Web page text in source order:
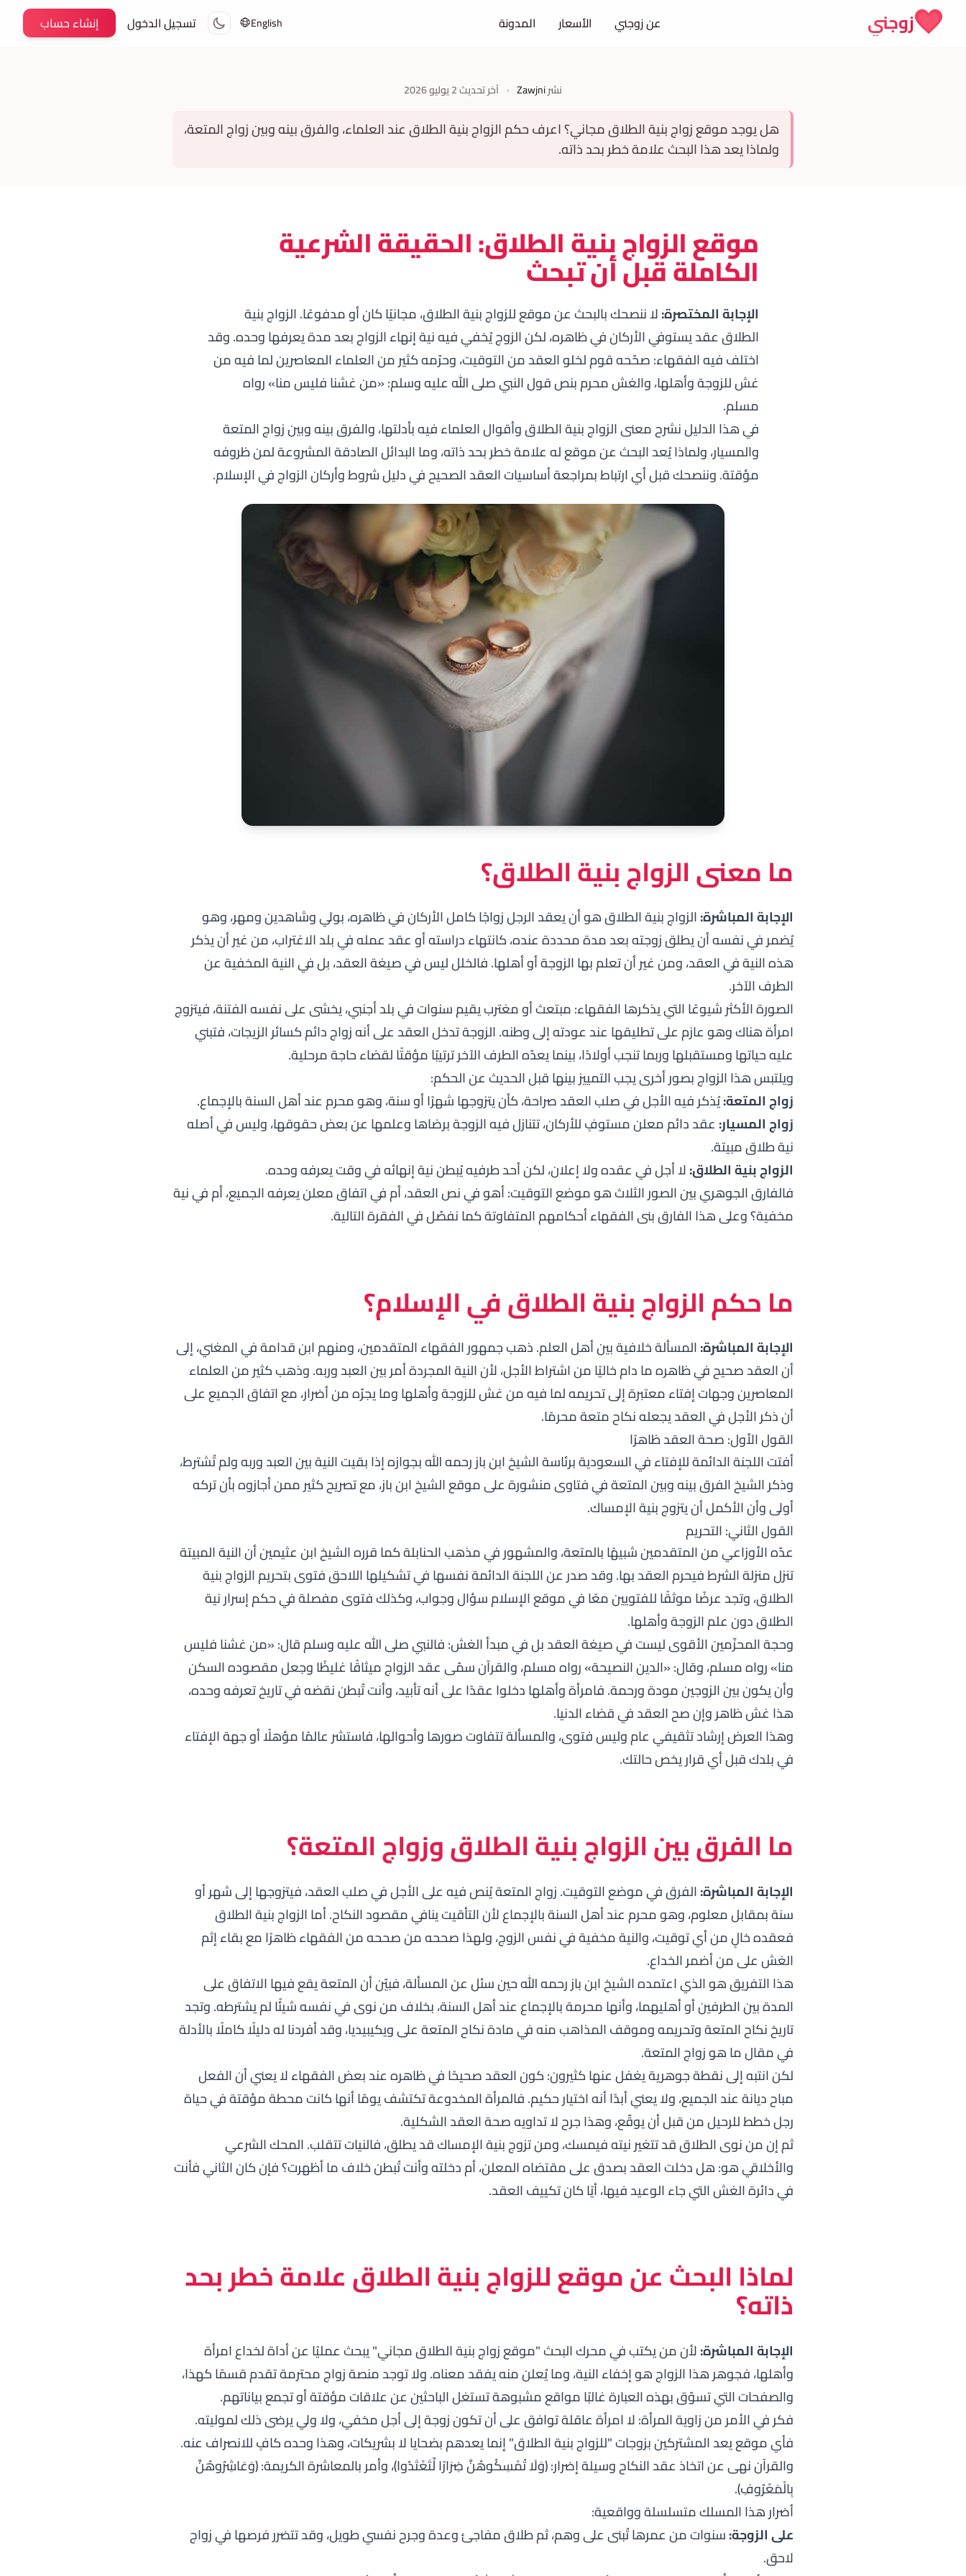
Skip to contentزوجني عن زوجني الأسعار المدونة English تسجيل الدخول إنشاء حساب
نشرZawjni
· آخر تحديث2 يوليو 2026
هل يوجد موقع زواج بنية الطلاق مجاني؟ اعرف حكم الزواج بنية الطلاق عند العلماء، والفرق بينه وبين زواج المتعة،
ولماذا يعد هذا البحث علامة خطر بحد ذاته.
موقع الزواج بنية الطلاق: الحقيقة الشرعية
الكاملة قبل أن تبحث
الإجابة المختصرة:لا ننصحك بالبحث عن موقع للزواج بنية الطلاق، مجانيًا كان أو مدفوعًا. الزواج بنية
الطلاق عقد يستوفي الأركان في ظاهره، لكن الزوج يُخفي فيه نية إنهاء الزواج بعد مدة يعرفها وحده. وقد
اختلف فيه الفقهاء: صحّحه قوم لخلو العقد من التوقيت، وحرّمه كثير من العلماء المعاصرين لما فيه من
غش للزوجة وأهلها، والغش محرم بنص قول النبي صلى الله عليه وسلم:«من غشنا فليس منا»رواه
مسلم.
في هذا الدليل نشرح معنى الزواج بنية الطلاق وأقوال العلماء فيه بأدلتها، والفرق بينه وبين زواج المتعة
والمسيار، ولماذا يُعد البحث عن موقع له علامة خطر بحد ذاته، وما البدائل الصادقة المشروعة لمن ظروفه
مؤقتة. وننصحك قبل أي ارتباط بمراجعة أساسيات العقد الصحيح في دليلشروط وأركان الزواج في الإسلام.
ما معنى الزواج بنية الطلاق؟
الإجابة المباشرة:الزواج بنية الطلاق هو أن يعقد الرجل زواجًا كامل الأركان في ظاهره، بولي وشاهدين ومهر، وهو
يُضمر في نفسه أن يطلق زوجته بعد مدة محددة عنده، كانتهاء دراسته أو عقد عمله في بلد الاغتراب، من غير أن يذكر
هذه النية في العقد، ومن غير أن تعلم بها الزوجة أو أهلها. فالخلل ليس في صيغة العقد، بل في النية المخفية عن
الطرف الآخر.
الصورة الأكثر شيوعًا التي يذكرها الفقهاء: مبتعث أو مغترب يقيم سنوات في بلد أجنبي، يخشى على نفسه الفتنة، فيتزوج
امرأة هناك وهو عازم على تطليقها عند عودته إلى وطنه. الزوجة تدخل العقد على أنه زواج دائم كسائر الزيجات، فتبني
عليه حياتها ومستقبلها وربما تنجب أولادًا، بينما يعدّه الطرف الآخر ترتيبًا مؤقتًا لقضاء حاجة مرحلية.
ويلتبس هذا الزواج بصور أخرى يجب التمييز بينها قبل الحديث عن الحكم:
زواج المتعة:يُذكر فيه الأجل في صلب العقد صراحة، كأن يتزوجها شهرًا أو سنة، وهو محرم عند أهل السنة بالإجماع.
زواج المسيار: عقد دائم معلن مستوفٍ للأركان، تتنازل فيه الزوجة برضاها وعلمها عن بعض حقوقها، وليس في أصله
نية طلاق مبيتة.
الزواج بنية الطلاق:لا أجل في عقده ولا إعلان، لكن أحد طرفيه يُبطن نية إنهائه في وقت يعرفه وحده.
فالفارق الجوهري بين الصور الثلاث هو موضع التوقيت: أهو في نص العقد، أم في اتفاق معلن يعرفه الجميع، أم في نية
مخفية؟ وعلى هذا الفارق بنى الفقهاء أحكامهم المتفاوتة كما نفصّل في الفقرة التالية.
ما حكم الزواج بنية الطلاق في الإسلام؟
الإجابة المباشرة:المسألة خلافية بين أهل العلم. ذهب جمهور الفقهاء المتقدمين، ومنهم ابن قدامة في المغني، إلى
أن العقد صحيح في ظاهره ما دام خاليًا من اشتراط الأجل، لأن النية المجردة أمر بين العبد وربه. وذهب كثير من العلماء
المعاصرين وجهات إفتاء معتبرة إلى تحريمه لما فيه من غش للزوجة وأهلها وما يجرّه من أضرار، مع اتفاق الجميع على
أن ذكر الأجل في العقد يجعله نكاح متعة محرمًا.
القول الأول: صحة العقد ظاهرًا
أفتت اللجنة الدائمة للإفتاء في السعودية برئاسة الشيخ ابن باز رحمه الله بجوازه إذا بقيت النية بين العبد وربه ولم تُشترط،
وذكر الشيخ الفرق بينه وبين المتعة في فتاوى منشورة علىموقع الشيخ ابن باز، مع تصريح كثير ممن أجازوه بأن تركه
أولى وأن الأكمل أن يتزوج بنية الإمساك.
القول الثاني: التحريم
عدّه الأوزاعي من المتقدمين شبيهًا بالمتعة، والمشهور في مذهب الحنابلة كما قرره الشيخ ابن عثيمين أن النية المبيتة
تنزل منزلة الشرط فيحرم العقد بها. وقد صدر عن اللجنة الدائمة نفسها في تشكيلها اللاحق فتوى بتحريم الزواج بنية
الطلاق، وتجد عرضًا موثقًا للفتويين معًا في موقعالإسلام سؤال وجواب، وكذلكفتوى مفصلة في حكم إسرار نية
الطلاقدون علم الزوجة وأهلها.
وحجة المحرِّمين الأقوى ليست في صيغة العقد بل في مبدأ الغش: فالنبي صلى الله عليه وسلم قال:«من غشنا فليس
منا»رواه مسلم، وقال:«الدين النصيحة»رواه مسلم، والقرآن سمّى عقد الزواجميثاقًا غليظًاوجعل مقصوده السكن
وأن يكون بين الزوجينمودة ورحمة. فامرأة وأهلها دخلوا عقدًا على أنه تأبيد، وأنت تُبطن نقضه في تاريخ تعرفه وحده،
هذا غش ظاهر وإن صح العقد في قضاء الدنيا.
وهذا العرض إرشاد تثقيفي عام وليس فتوى، والمسألة تتفاوت صورها وأحوالها، فاستشر عالمًا مؤهلًا أو جهة الإفتاء
في بلدك قبل أي قرار يخص حالتك.
ما الفرق بين الزواج بنية الطلاق وزواج المتعة؟
الإجابة المباشرة:الفرق في موضع التوقيت. زواج المتعة يُنص فيه على الأجل في صلب العقد، فيتزوجها إلى شهر أو
سنة بمقابل معلوم، وهو محرم عند أهل السنة بالإجماع لأن التأقيت ينافي مقصود النكاح. أما الزواج بنية الطلاق
فعقده خالٍ من أي توقيت، والنية مخفية في نفس الزوج، ولهذا صححه من صححه من الفقهاء ظاهرًا مع بقاء إثم
الغش على من أضمر الخداع.
هذا التفريق هو الذي اعتمده الشيخ ابن باز رحمه الله حين سئل عن المسألة، فبيّن أن المتعة يقع فيها الاتفاق على
المدة بين الطرفين أو أهليهما، وأنها محرمة بالإجماع عند أهل السنة، بخلاف من نوى في نفسه شيئًا لم يشترطه. وتجد
تاريخ نكاح المتعة وتحريمه وموقف المذاهب منه في مادةنكاح المتعةعلى ويكيبيديا، وقد أفردنا له دليلًا كاملًا بالأدلة
في مقالما هو زواج المتعة.
لكن انتبه إلى نقطة جوهرية يغفل عنها كثيرون: كون العقد صحيحًا في ظاهره عند بعض الفقهاء لا يعني أن الفعل
مباح ديانة عند الجميع، ولا يعني أبدًا أنه اختيار حكيم. فالمرأة المخدوعة تكتشف يومًا أنها كانت محطة مؤقتة في حياة
رجل خطط للرحيل من قبل أن يوقّع، وهذا جرح لا تداويه صحة العقد الشكلية.
ثم إن من نوى الطلاق قد تتغير نيته فيمسك، ومن تزوج بنية الإمساك قد يطلق، فالنيات تتقلب. المحك الشرعي
والأخلاقي هو: هل دخلت العقد بصدق على مقتضاه المعلن، أم دخلته وأنت تُبطن خلاف ما أظهرت؟ فإن كان الثاني فأنت
في دائرة الغش التي جاء الوعيد فيها، أيًا كان تكييف العقد.
لماذا البحث عن موقع للزواج بنية الطلاق علامة خطر بحد
ذاته؟
الإجابة المباشرة:لأن من يكتب في محرك البحث "موقع زواج بنية الطلاق مجاني" يبحث عمليًا عن أداة لخداع امرأة
وأهلها، فجوهر هذا الزواج هو إخفاء النية، وما يُعلن منه يفقد معناه. ولا توجد منصة زواج محترمة تقدم قسمًا كهذا،
والصفحات التي تسوّق بهذه العبارة غالبًا مواقع مشبوهة تستغل الباحثين عن علاقات مؤقتة أو تجمع بياناتهم.
فكر في الأمر من زاوية المرأة: لا امرأة عاقلة توافق على أن تكون زوجة إلى أجل مخفي، ولا ولي يرضى ذلك لموليته.
فأي موقع يعد المشتركين بزوجات "للزواج بنية الطلاق" إنما يعدهم بضحايا لا بشريكات، وهذا وحده كافٍ للانصراف عنه.
والقرآن نهى عن اتخاذ عقد النكاح وسيلة إضرار:﴿وَلَا تُمْسِكُوهُنَّ ضِرَارًا لِّتَعْتَدُوا﴾، وأمر بالمعاشرة الكريمة:﴿وَعَاشِرُوهُنَّ
بِالْمَعْرُوفِ﴾.
أضرار هذا المسلك متسلسلة وواقعية:
على الزوجة:سنوات من عمرها تُبنى على وهم، ثم طلاق مفاجئ وعدة وجرح نفسي طويل، وقد تتضرر فرصها في زواج
لاحق.